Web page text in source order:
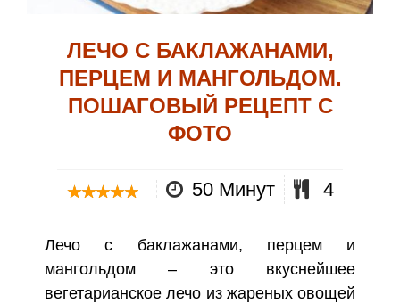
ЛЕЧО С БАКЛАЖАНАМИ,
ПЕРЦЕМ И МАНГОЛЬДОМ.
ПОШАГОВЫЙ РЕЦЕПТ С
ФОТО
50 Минут 4
Лечо с баклажанами, перцем и
мангольдом – это вкуснейшее
вегетарианское лечо из жареных овощей